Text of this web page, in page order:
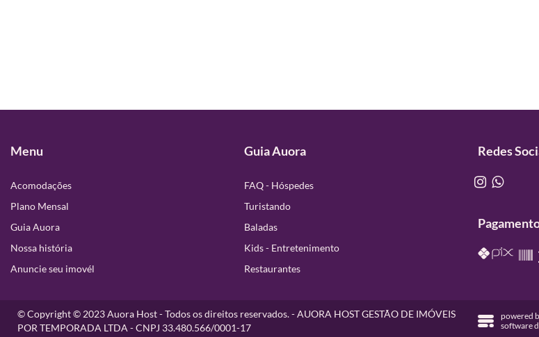
Menu
Acomodações
Plano Mensal
Guia Auora
Nossa história
Anuncie seu imovél
Guia Auora
FAQ - Hóspedes
Turistando
Baladas
Kids - Entretenimento
Restaurantes
Redes
© Copyright © 2023 Auora Host - Todos os direitos reservados. - AUORA HOST GESTÃO DE IMÓVEIS
POR TEMPORADA LTDA - CNPJ 33.480.566/0001-17
powered
software